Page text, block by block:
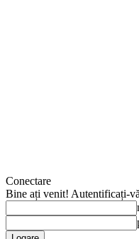
Conectare
Bine ați venit! Autentificați-